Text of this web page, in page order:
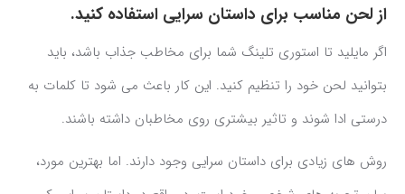
از لحن مناسب برای داستان سرایی استفاده کنید.
اگر مایلید تا استوری تلینگ شما برای مخاطب جذاب باشد، باید
بتوانید لحن خود را تنظیم کنید. این کار باعث می شود تا کلمات به
درستی ادا شوند و تاثیر بیشتری روی مخاطبان داشته باشند.
روش های زیادی برای داستان سرایی وجود دارند. اما بهترین مورد،